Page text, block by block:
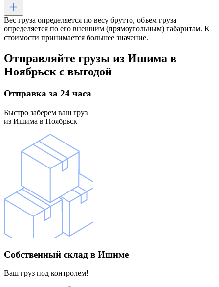
Вес груза определяется по весу брутто, объем груза
определяется по его внешним (прямоугольным) габаритам. К
стоимости принимается большее значение.
Отправляйте грузы из Ишима в
Ноябрьск с выгодой
Отправка за 24 часа
Быстро заберем ваш груз
из Ишима в Ноябрьск
Собственный склад в Ишиме
Ваш груз под контролем!